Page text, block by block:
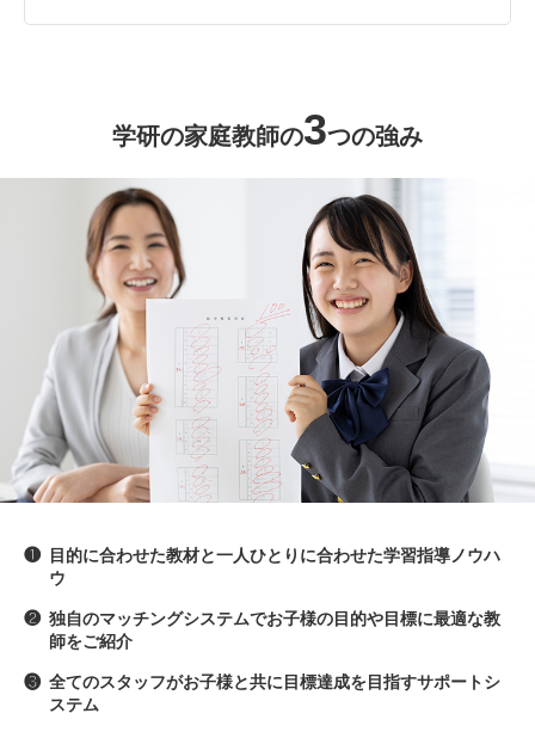
学研の家庭教師の3つの強み
❶
目的に合わせた教材と一人ひとりに合わせた学習指導ノウハ
ウ
❷ 独自のマッチングシステムでお子様の目的や目標に最適な教
師をご紹介
❸ 全てのスタッフがお子様と共に目標達成を目指すサポートシ
ステム